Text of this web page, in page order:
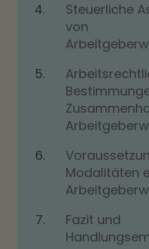
Steuerliche
von
Modalitäten
Fazit und